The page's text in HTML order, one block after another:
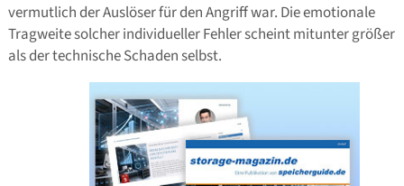
vermutlich der Auslöser für den Angriff war. Die emotionale
Tragweite solcher individueller Fehler scheint mitunter größer
als der technische Schaden selbst.